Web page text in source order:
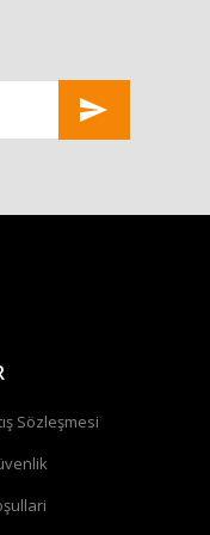
Sözleşmesi